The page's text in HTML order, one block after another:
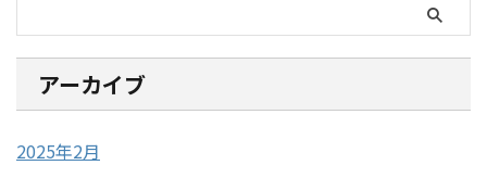
アーカイブ
2025年2月